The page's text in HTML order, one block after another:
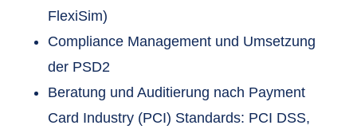
FlexiSim)
Compliance Management und Umsetzung
der PSD2
Beratung und Auditierung nach Payment
Card Industry (PCI) Standards: PCI DSS,